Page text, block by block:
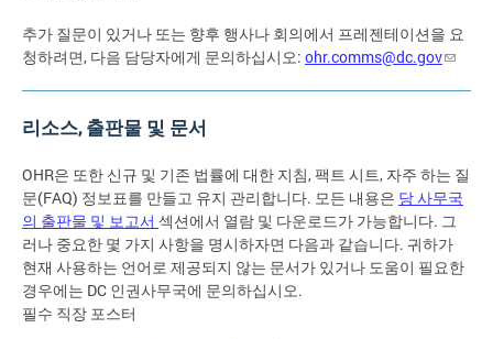
추가 질문이 있거나 또는 향후 행사나 회의에서 프레젠테이션을 요
청하려면, 다음 담당자에게 문의하십시오: ohr.comms@dc.gov
리소스, 출판물 및 문서
OHR은 또한 신규 및 기존 법률에 대한 지침, 팩트 시트, 자주 하는 질
문(FAQ) 정보표를 만들고 유지 관리합니다. 모든 내용은 당 사무국
의 출판물 및 보고서 섹션에서 열람 및 다운로드가 가능합니다. 그
러나 중요한 몇 가지 사항을 명시하자면 다음과 같습니다. 귀하가
현재 사용하는 언어로 제공되지 않는 문서가 있거나 도움이 필요한
경우에는 DC 인권사무국에 문의하십시오.
필수 직장 포스터